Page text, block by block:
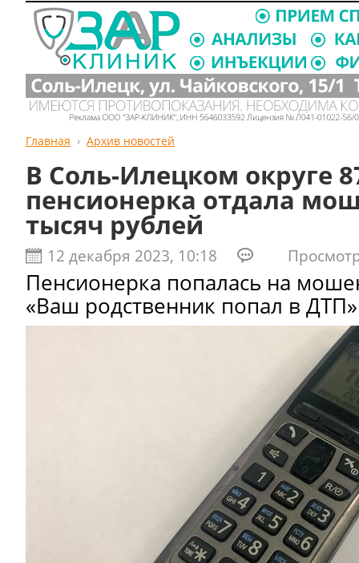
Главная Архив новостей
В Соль-Илецком округе
пенсионерка отдала
тысяч рублей
12 декабря 2023, 10:18
Пенсионерка попалась на
«Ваш родственник попал в